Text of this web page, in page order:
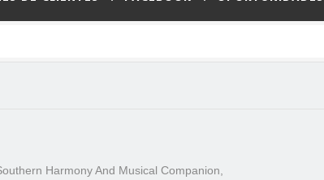
Harmony And Musical Companion,